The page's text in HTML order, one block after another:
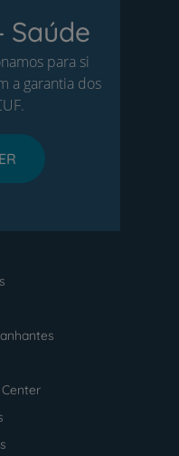
Saúde
para si
a garantia dos